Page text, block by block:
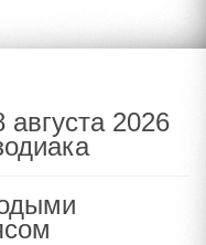
августа 2026